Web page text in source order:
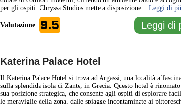
per gli ospiti. Chryssa Studios mette a disposizione... Leggi di
Valutazione 9.5 Leggi di
Katerina Palace Hotel
Il Katerina Palace Hotel si trova ad Argassi, una località
sulla splendida isola di Zante, in Grecia. Questo hotel è
sua posizione strategica, che consente agli ospiti di esplorare
le meraviglie della zona, dalle spiagge incontaminate ai